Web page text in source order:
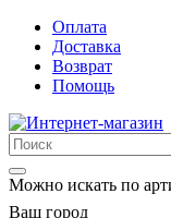
Оплата
Доставка
Возврат
Помощь
Можно искать по
Ваш город